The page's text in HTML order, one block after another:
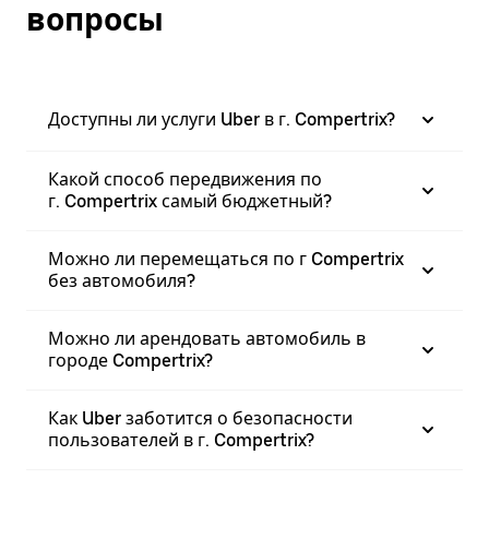
вопросы
Доступны ли услуги Uber в г. Compertrix?
Какой способ передвижения по
г. Compertrix самый бюджетный?
Можно ли перемещаться по г Compertrix
без автомобиля?
Можно ли арендовать автомобиль в
городе Compertrix?
Как Uber заботится о безопасности
пользователей в г. Compertrix?